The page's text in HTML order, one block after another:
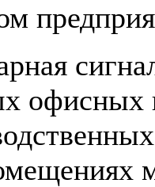
офисных